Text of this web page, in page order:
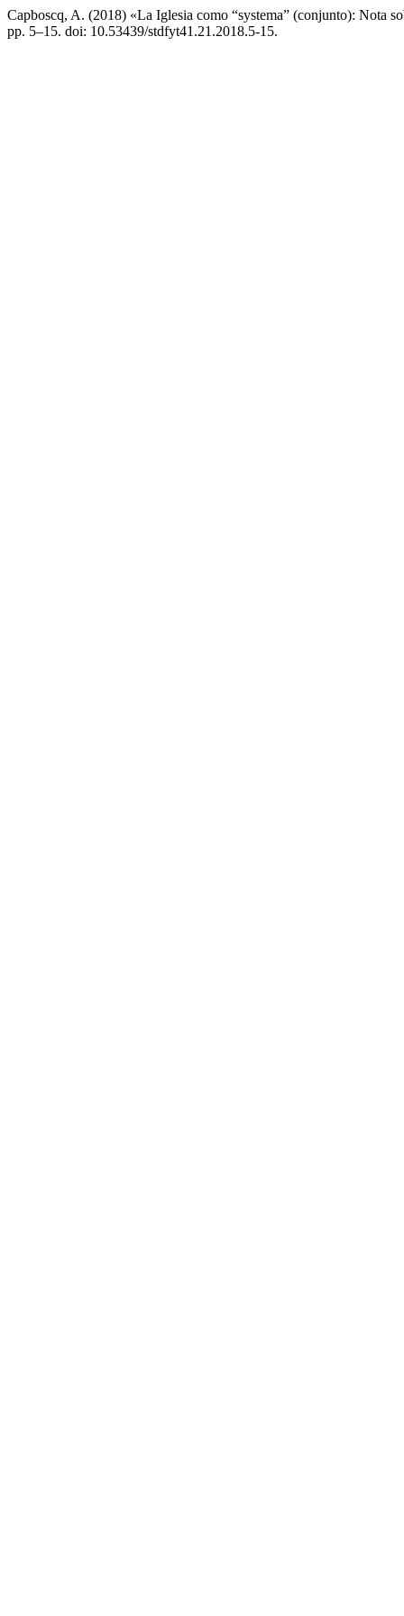
Capboscq, A. (2018) «La Iglesia como “systema” (conjunto): Nota
pp. 5–15. doi: 10.53439/stdfyt41.21.2018.5-15.